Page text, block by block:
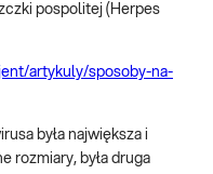
pospolitej (Herpes
artykuly/sposoby-na-
była największa i
rozmiary, była druga